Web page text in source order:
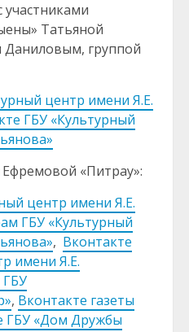
Татьяной
группой
центр имени Я.Е.
ГБУ «Культурный
«Питрау»:
центр имени Я.Е.
ГБУ «Культурный
, Вконтакте
имени Я.Е.
ГБУ
, Вконтакте газеты
ГБУ «Дом Дружбы